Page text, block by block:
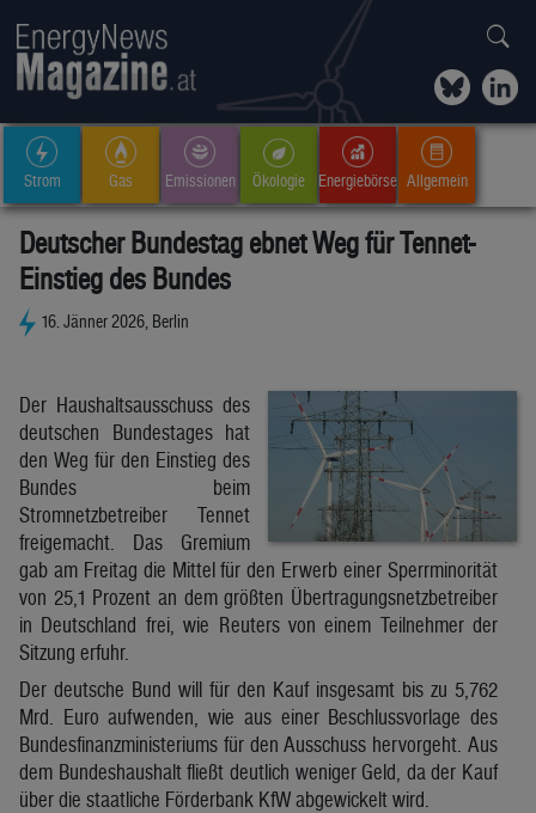
Strom Gas Emissionen Ökologie Energiebörse Allgemein
Deutscher Bundestag ebnet Weg für Tennet-
Einstieg des Bundes
16. Jänner 2026, Berlin
Der Haushaltsausschuss des
deutschen Bundestages hat
den Weg für den Einstieg des
Bundes beim
Stromnetzbetreiber Tennet
freigemacht. Das Gremium
gab am Freitag die Mittel für den Erwerb einer Sperrminorität
von 25,1 Prozent an dem größten Übertragungsnetzbetreiber
in Deutschland frei, wie Reuters von einem Teilnehmer der
Sitzung erfuhr.
Der deutsche Bund will für den Kauf insgesamt bis zu 5,762
Mrd. Euro aufwenden, wie aus einer Beschlussvorlage des
Bundesfinanzministeriums für den Ausschuss hervorgeht. Aus
dem Bundeshaushalt fließt deutlich weniger Geld, da der Kauf
über die staatliche Förderbank KfW abgewickelt wird.